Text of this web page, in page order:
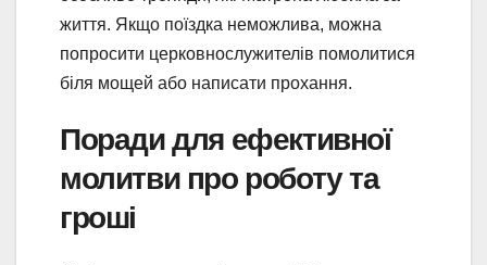
життя. Якщо поїздка неможлива, можна
попросити церковнослужителів помолитися
біля мощей або написати прохання.
Поради для ефективної
молитви про роботу та
гроші